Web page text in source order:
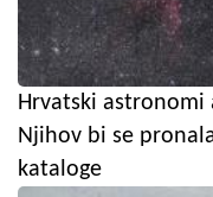
Hrvatski
Njihov bi se
kataloge